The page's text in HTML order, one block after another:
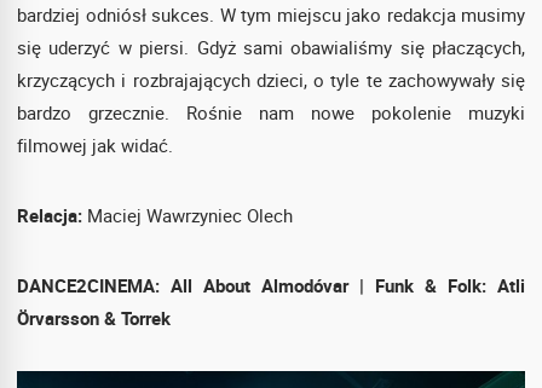
bardziej odniósł sukces. W tym miejscu jako redakcja musimy
się uderzyć w piersi. Gdyż sami obawialiśmy się płaczących,
krzyczących i rozbrajających dzieci, o tyle te zachowywały się
bardzo grzecznie. Rośnie nam nowe pokolenie muzyki
filmowej jak widać.
Relacja: Maciej Wawrzyniec Olech
DANCE2CINEMA: All About Almodóvar | Funk & Folk: Atli
Örvarsson & Torrek